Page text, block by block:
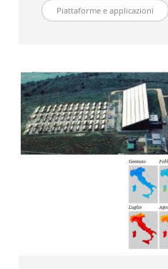
Piattaforme e applicazioni